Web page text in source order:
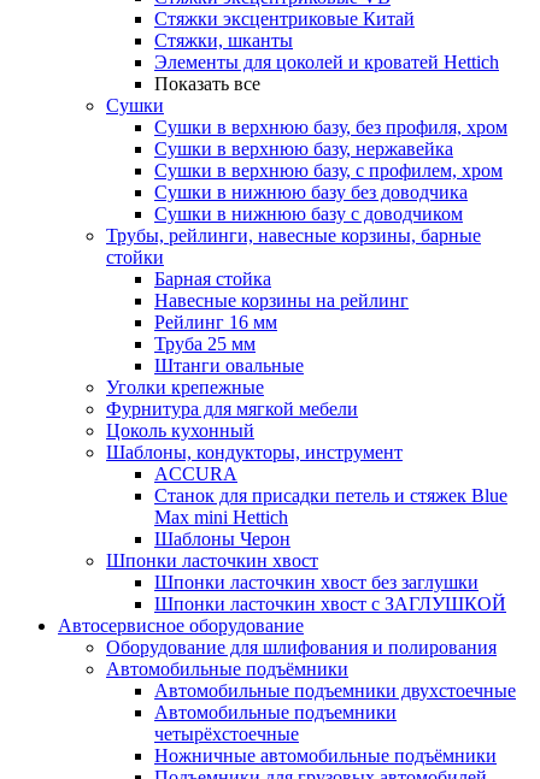
Стяжки эксцентриковые Китай
Стяжки, шканты
Элементы для цоколей и кроватей Hettich
Показать все
Сушки
Сушки в верхнюю базу, без профиля, хром
Сушки в верхнюю базу, нержавейка
Сушки в верхнюю базу, с профилем, хром
Сушки в нижнюю базу без доводчика
Сушки в нижнюю базу с доводчиком
Трубы, рейлинги, навесные корзины, барные
стойки
Барная стойка
Навесные корзины на рейлинг
Рейлинг 16 мм
Труба 25 мм
Штанги овальные
Уголки крепежные
Фурнитура для мягкой мебели
Цоколь кухонный
Шаблоны, кондукторы, инструмент
ACCURA
Станок для присадки петель и стяжек Blue
Max mini Hettich
Шаблоны Черон
Шпонки ласточкин хвост
Шпонки ласточкин хвост без заглушки
Шпонки ласточкин хвост с ЗАГЛУШКОЙ
Автосервисное оборудование
Оборудование для шлифования и полирования
Автомобильные подъёмники
Автомобильные подъемники двухстоечные
Автомобильные подъемники
четырёхстоечные
Ножничные автомобильные подъёмники